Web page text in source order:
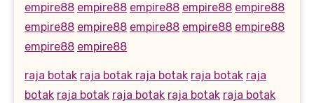
empire88 empire88 empire88 empire88 empire88
empire88 empire88 empire88 empire88 empire88
empire88 empire88
raja botak raja botak raja botak raja botak raja
botak raja botak raja botak raja botak raja botak